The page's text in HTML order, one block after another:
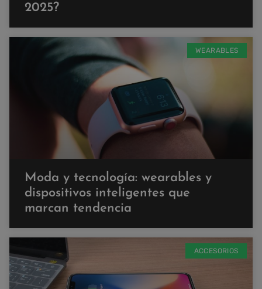
2025?
WEARABLES
Moda y tecnología: wearables y
dispositivos inteligentes que
marcan tendencia
ACCESORIOS